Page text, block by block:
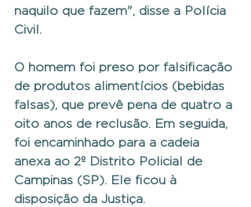
naquilo que fazem", disse a Polícia
Civil.
O homem foi preso por falsificação
de produtos alimentícios (bebidas
falsas), que prevê pena de quatro a
oito anos de reclusão. Em seguida,
foi encaminhado para a cadeia
anexa ao 2º Distrito Policial de
Campinas (SP). Ele ficou à
disposição da Justiça.